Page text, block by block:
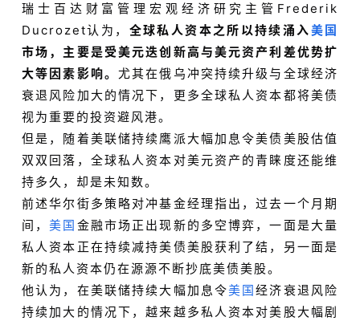
瑞士百达财富管理宏观经济研究主管Frederik
Ducrozet认为， 全球私人资本之所以持续涌入美国
市场，主要是受美元迭创新高与美元资产利差优势扩
大等因素影响。 尤其在俄乌冲突持续升级与全球经济
衰退风险加大的情况下，更多全球私人资本都将美债
视为重要的投资避风港。
但是，随着美联储持续鹰派大幅加息令美债美股估值
双双回落，全球私人资本对美元资产的青睐度还能维
持多久，却是未知数。
前述华尔街多策略对冲基金经理指出，过去一个月期
间，美国 金融市场正出现新的多空博弈，一面是大量
私人资本正在持续减持美债美股获利了结，另一面是
新的私人资本仍在源源不断抄底美债美股。
他认为，在美联储持续大幅加息令美国经济衰退风险
持续加大的情况下，越来越多私人资本对美股大幅剧